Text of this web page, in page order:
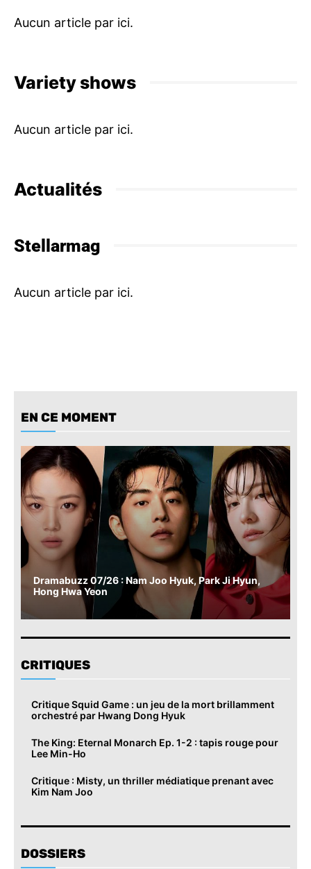
Variety shows
Actualités
Stellarmag
EN CE MOMENT
Dramabuzz 07/26 : Nam Joo Hyuk, Park Ji Hyun,
Hong Hwa Yeon
CRITIQUES
Critique Squid Game : un jeu de la mort brillamment
orchestré par Hwang Dong Hyuk
The King: Eternal Monarch Ep. 1-2 : tapis rouge pour
Lee Min-Ho
Critique : Misty, un thriller médiatique prenant avec
Kim Nam Joo
DOSSIERS